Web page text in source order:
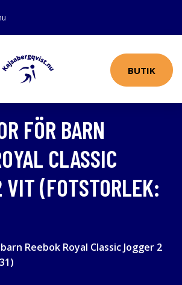
BUTIK
FÖR BARN
CLASSIC
VIT (FOTSTORLEK:
Reebok Royal Classic Jogger 2